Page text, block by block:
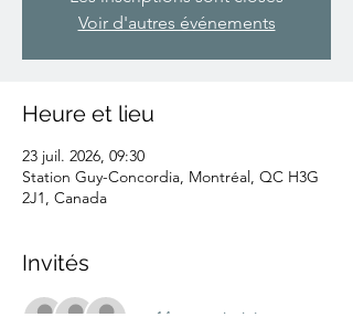
Voir d'autres événements
Heure et lieu
23 juil. 2026, 09:30
Station Guy-Concordia, Montréal, QC H3G
2J1, Canada
Invités
+ 14 autres invités